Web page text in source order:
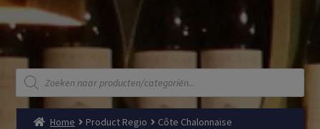
Producten
zoeken
Home Product Regio Côte Chalonnaise